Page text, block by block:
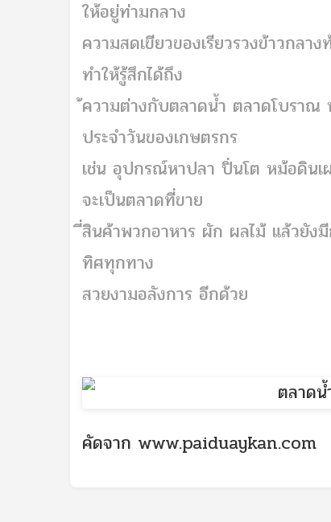
ให้อยู่ท่ามกลาง
ความสดเขียวของเรียวรวงข้าวกล
ทำให้รู้สึกได้ถึง
ความต่างกับตลาดน้ำ ตลาดโบราณ
ประจำวันของเกษตรกร
เช่น อุปกรณ์หาปลา ปิ่นโต หม้อดินเ
จะเป็นตลาดที่ขาย
สินค้าพวกอาหาร ผัก ผลไม้ แล้วยัง
ทิศทุกทาง
สวยงามอลังการ อีกด้วย
คัดจาก www.paiduaykan.com